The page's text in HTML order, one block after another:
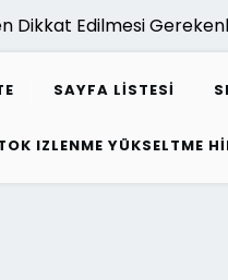
Edilmesi
SAYFA LISTESI
IZLENME YÜKSELTME